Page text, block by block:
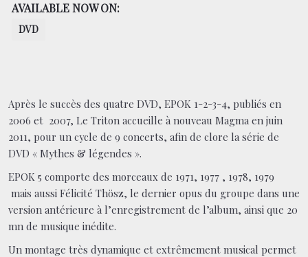
AVAILABLE NOW ON:
DVD
Après le succès des quatre DVD, EPOK 1-2-3-4, publiés en
2006 et 2007, Le Triton accueille à nouveau Magma en juin
2011, pour un cycle de 9 concerts, afin de clore la série de
DVD « Mythes & légendes ».
EPOK 5 comporte des morceaux de 1971, 1977 , 1978, 1979
mais aussi Félicité Thösz, le dernier opus du groupe dans une
version antérieure à l’enregistrement de l’album, ainsi que 20
mn de musique inédite.
Un montage très dynamique et extrêmement musical permet